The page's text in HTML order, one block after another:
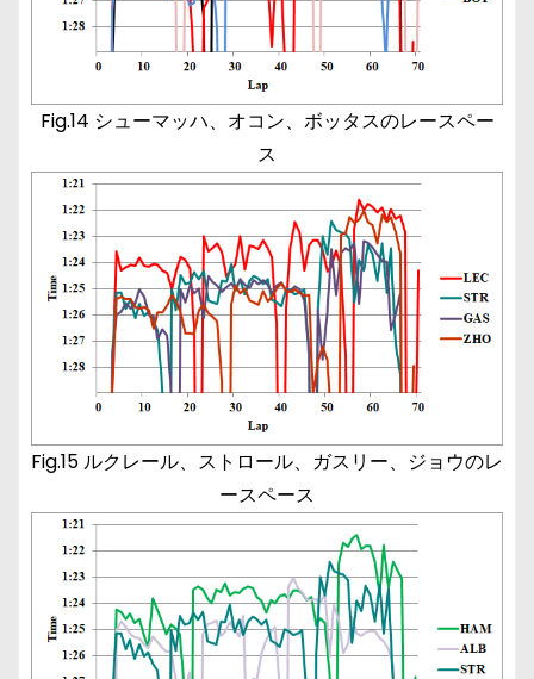
Fig.14 シューマッハ、オコン、ボッタスのレースペー
ス
Fig.15 ルクレール、ストロール、ガスリー、ジョウのレ
ースペース